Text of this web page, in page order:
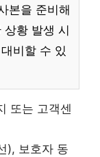
본을 준비해
황 발생 시
비할 수 있
또는 고객센
), 보호자 동